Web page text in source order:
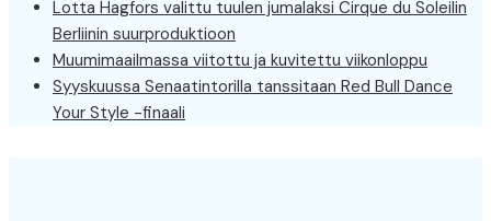
Lotta Hagfors valittu tuulen jumalaksi Cirque du Soleilin
Berliinin suurproduktioon
Muumimaailmassa viitottu ja kuvitettu viikonloppu
Syyskuussa Senaatintorilla tanssitaan Red Bull Dance
Your Style -finaali